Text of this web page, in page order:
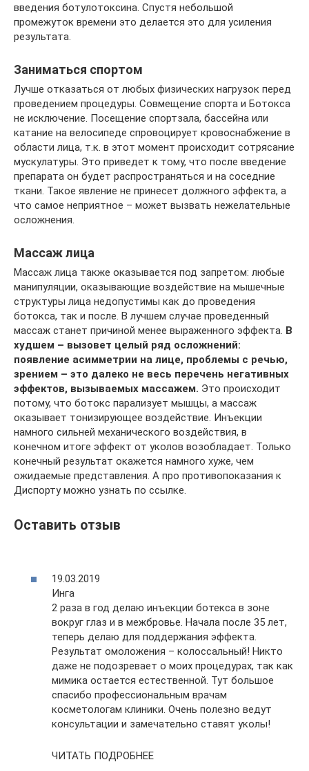
введения ботулотоксина. Спустя небольшой
промежуток времени это делается это для усиления
результата.
Заниматься спортом
Лучше отказаться от любых физических нагрузок перед
проведением процедуры. Совмещение спорта и Ботокса
не исключение. Посещение спортзала, бассейна или
катание на велосипеде спровоцирует кровоснабжение в
области лица, т.к. в этот момент происходит сотрясание
мускулатуры. Это приведет к тому, что после введение
препарата он будет распространяться и на соседние
ткани. Такое явление не принесет должного эффекта, а
что самое неприятное – может вызвать нежелательные
осложнения.
Массаж лица
Массаж лица также оказывается под запретом: любые
манипуляции, оказывающие воздействие на мышечные
структуры лица недопустимы как до проведения
ботокса, так и после. В лучшем случае проведенный
массаж станет причиной менее выраженного эффекта. В
худшем – вызовет целый ряд осложнений:
появление асимметрии на лице, проблемы с речью,
зрением – это далеко не весь перечень негативных
эффектов, вызываемых массажем. Это происходит
потому, что ботокс парализует мышцы, а массаж
оказывает тонизирующее воздействие. Инъекции
намного сильней механического воздействия, в
конечном итоге эффект от уколов возобладает. Только
конечный результат окажется намного хуже, чем
ожидаемые представления. А про противопоказания к
Диспорту можно узнать по ссылке.
Оставить отзыв
19.03.2019
Инга
2 раза в год делаю инъекции ботекса в зоне
вокруг глаз и в межбровье. Начала после 35 лет,
теперь делаю для поддержания эффекта.
Результат омоложения – колоссальный! Никто
даже не подозревает о моих процедурах, так как
мимика остается естественной. Тут большое
спасибо профессиональным врачам
косметологам клиники. Очень полезно ведут
консультации и замечательно ставят уколы!
ЧИТАТЬ ПОДРОБНЕЕ